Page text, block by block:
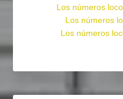
Los números
Los números
Los números